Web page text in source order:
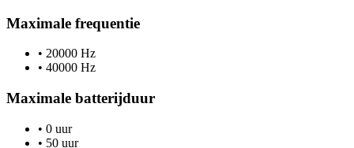
Maximale frequentie
• 20000 Hz
• 40000 Hz
Maximale batterijduur
• 0 uur
• 50 uur